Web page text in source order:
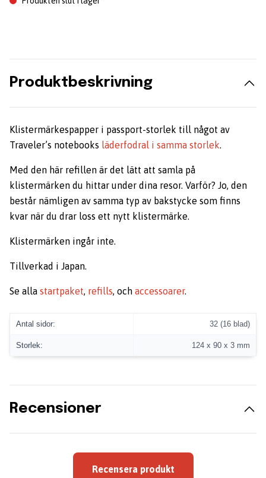
Produktbeskrivning
Klistermärkespapper i passport-storlek till något av
Traveler’s notebooks läderfodral i samma storlek.
Med den här refillen är det lätt att samla på
klistermärken du hittar under dina resor. Varför? Jo, den
består nämligen av samma typ av bakstycke som finns
kvar när du drar loss ett nytt klistermärke.
Klistermärken ingår inte.
Tillverkad i Japan.
Se alla startpaket, refills, och accessoarer.
Antal sidor: 32 (16 blad)
Storlek: 124 x 90 x 3 mm
Recensioner
Recensera produkt